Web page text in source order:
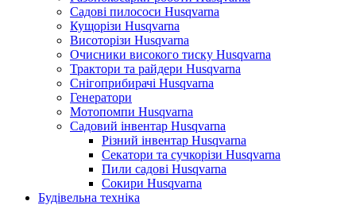
Садові пилососи Husqvarna
Кущорізи Husqvarna
Висоторізи Husqvarna
Очисники високого тиску Husqvarna
Трактори та райдери Husqvarna
Снігоприбирачі Husqvarna
Генератори
Мотопомпи Husqvarna
Садовий інвентар Husqvarna
Різний інвентар Husqvarna
Секатори та сучкорізи Husqvarna
Пили садові Husqvarna
Сокири Husqvarna
Будівельна техніка